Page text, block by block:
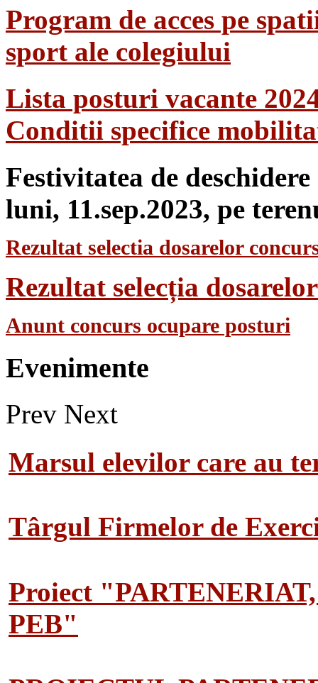
Program de acces pe
sport ale colegiului
Lista posturi vacante
Conditii specifice
Festivitatea de
luni, 11.sep.2023, pe
Rezultat selectia dosarelor
Rezultat selecția
Anunt concurs ocupare posturi
Evenimente
Prev Next
Marsul elevilor care au
Târgul Firmelor de
Proiect
PEB"